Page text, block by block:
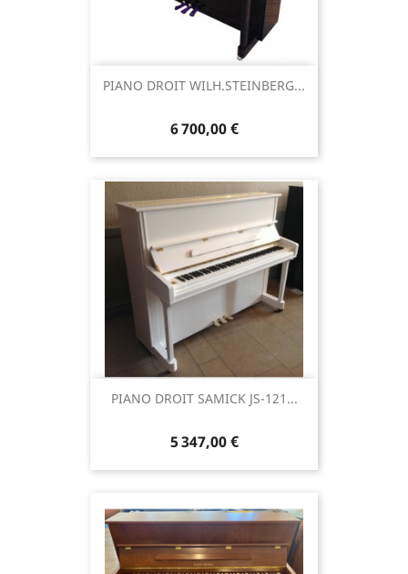
PIANO DROIT WILH.STEINBERG...
6 700,00 €
PIANO DROIT SAMICK JS-121...
5 347,00 €